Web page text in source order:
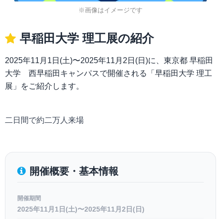
※画像はイメージです
早稲田大学 理工展の紹介
2025年11月1日(土)〜2025年11月2日(日)に、東京都 早稲田
大学 西早稲田キャンパスで開催される「早稲田大学 理工
展」をご紹介します。
二日間で約二万人来場
開催概要・基本情報
開催期間
2025年11月1日(土)〜2025年11月2日(日)